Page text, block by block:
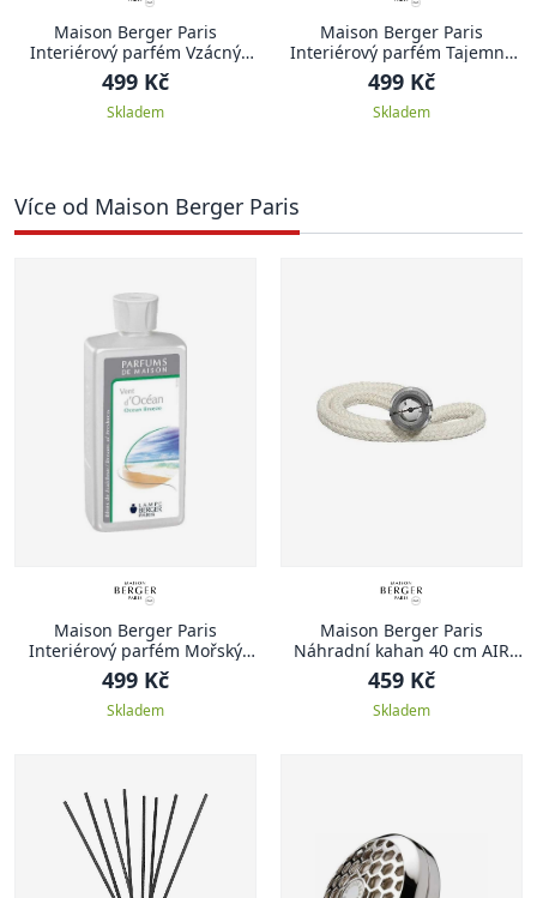
Maison Berger Paris
Interiérový parfém Vzácný
jasmín
499 Kč
Skladem
Maison Berger Paris
Interiérový parfém Tajemné
pačuli
499 Kč
Skladem
Více od Maison Berger Paris
Maison Berger Paris
Interiérový parfém Mořský
vzduch
499 Kč
Skladem
Maison Berger Paris
Náhradní kahan 40 cm AIR
PUR
459 Kč
Skladem